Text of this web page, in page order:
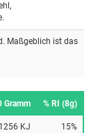
Maßgeblich ist das
Gramm % RI (8g)
1256 KJ
15%